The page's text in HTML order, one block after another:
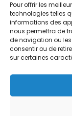
Pour offrir les
technologies telles
informations des
nous permettra de
de navigation ou les
consentir ou de
sur certaines